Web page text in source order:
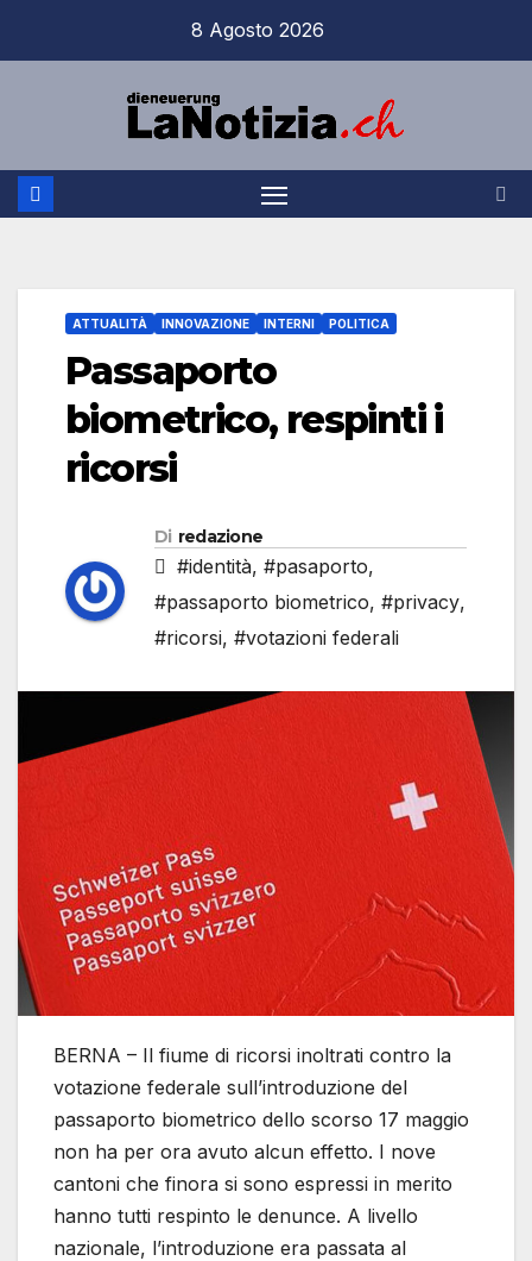
8 Agosto 2026
ATTUALITÀ INNOVAZIONE INTERNI POLITICA
Passaporto
biometrico, respinti i
ricorsi
Di redazione
#identità, #pasaporto,
#passaporto biometrico, #privacy,
#ricorsi, #votazioni federali
BERNA – Il fiume di ricorsi inoltrati contro la
votazione federale sull’introduzione del
passaporto biometrico dello scorso 17 maggio
non ha per ora avuto alcun effetto. I nove
cantoni che finora si sono espressi in merito
hanno tutti respinto le denunce. A livello
nazionale, l’introduzione era passata al